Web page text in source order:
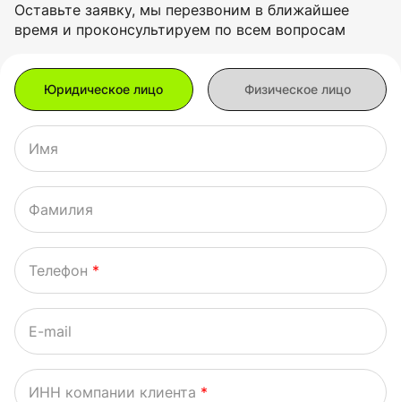
Оставьте заявку, мы перезвоним в ближайшее
время и проконсультируем по всем вопросам
Имя
Фамилия
Телефон *
E-mail
ИНН компании клиента *